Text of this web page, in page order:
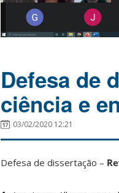
Defesa de
ciência e
03/02/2020 12:21
Defesa de dissertação –